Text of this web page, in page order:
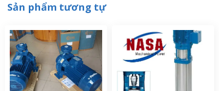
Sản phẩm tương tự